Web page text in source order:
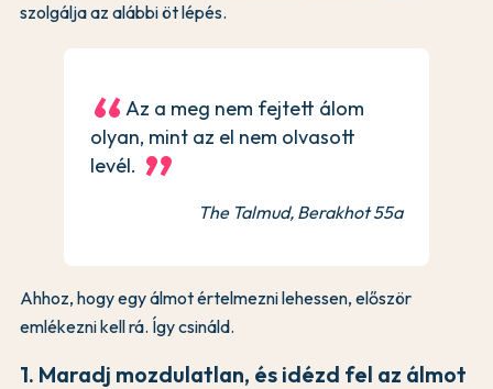
szolgálja az alábbi öt lépés.
Az a meg nem fejtett álom
olyan, mint az el nem olvasott
levél.
The Talmud, Berakhot 55a
Ahhoz, hogy egy álmot értelmezni lehessen, először
emlékezni kell rá. Így csináld.
1. Maradj mozdulatlan, és idézd fel az álmot